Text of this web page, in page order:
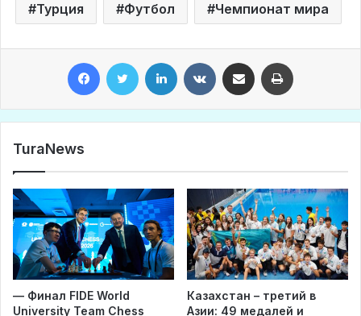
Турция Футбол Чемпионат мира
TuraNews
— Финал FIDE World
University Team Chess
Казахстан – третий в
Азии: 49 медалей и